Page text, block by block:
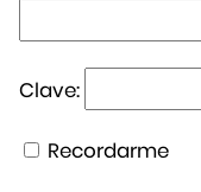
Clave:
Recordarme